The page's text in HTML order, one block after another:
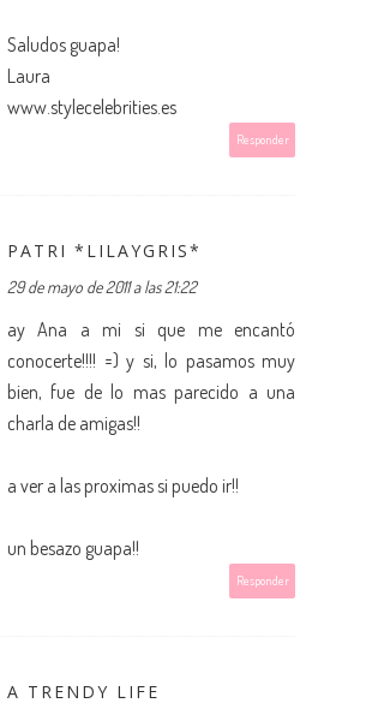
Saludos guapa!
Laura
www.stylecelebrities.es
Responder
PATRI *LILAYGRIS*
29 de mayo de 2011 a las 21:22
ay Ana a mi si que me encantó
conocerte!!!! =) y si, lo pasamos muy
bien, fue de lo mas parecido a una
charla de amigas!!
a ver a las proximas si puedo ir!!
un besazo guapa!!
Responder
A TRENDY LIFE